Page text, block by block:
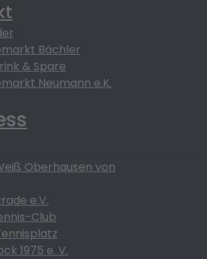
Bächler
& Spare
Neumann e.K.
Oberhausen von
e.V.
Club
1975 e. V.